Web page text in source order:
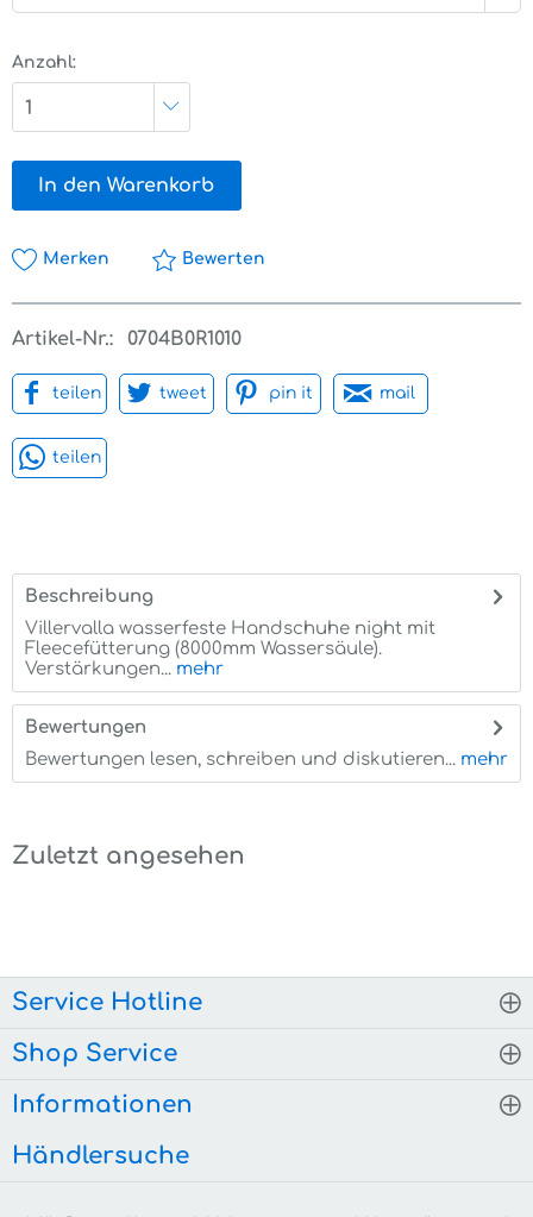
Anzahl:
1
In den Warenkorb
Merken Bewerten
Artikel-Nr.: 0704B0R1010
teilen tweet pin it mail
teilen
Beschreibung
Villervalla wasserfeste Handschuhe night mit
Fleecefütterung (8000mm Wassersäule).
Verstärkungen... mehr
Bewertungen
Bewertungen lesen, schreiben und diskutieren... mehr
Zuletzt angesehen
Service Hotline
Shop Service
Informationen
Händlersuche